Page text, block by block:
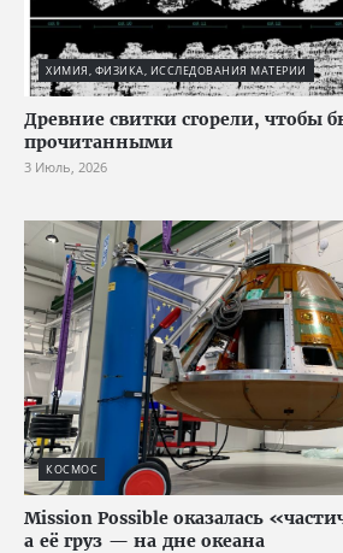
ХИМИЯ, ФИЗИКА, ИССЛЕДОВАНИЯ МАТЕРИИ
Древние свитки сгорели, чтобы
прочитанными
3 Июль, 2026
КОСМОС
Mission Possible оказалась
а её груз — на дне океана